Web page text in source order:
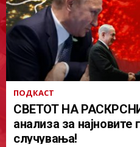
ПОДКАСТ
СВЕТОТ НА
анализа за најновите
случувања!